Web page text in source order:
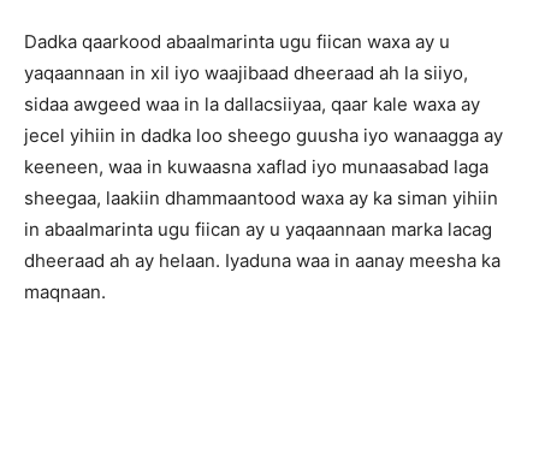
Dadka qaarkood abaalmarinta ugu fiican waxa ay u
yaqaannaan in xil iyo waajibaad dheeraad ah la siiyo,
sidaa awgeed waa in la dallacsiiyaa, qaar kale waxa ay
jecel yihiin in dadka loo sheego guusha iyo wanaagga ay
keeneen, waa in kuwaasna xaflad iyo munaasabad laga
sheegaa, laakiin dhammaantood waxa ay ka siman yihiin
in abaalmarinta ugu fiican ay u yaqaannaan marka lacag
dheeraad ah ay helaan. Iyaduna waa in aanay meesha ka
maqnaan.